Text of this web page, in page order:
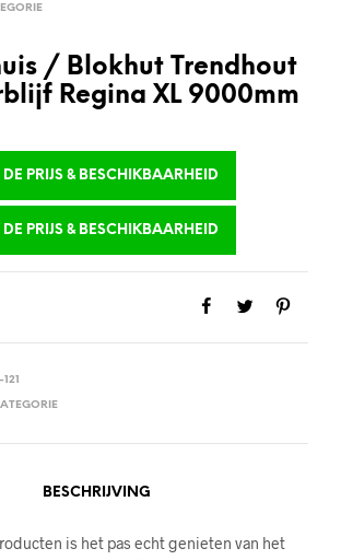
/ Blokhut Trendhout
Regina XL 9000mm
PRIJS & BESCHIKBAARHEID
PRIJS & BESCHIKBAARHEID
BESCHRIJVING
is het pas echt genieten van het